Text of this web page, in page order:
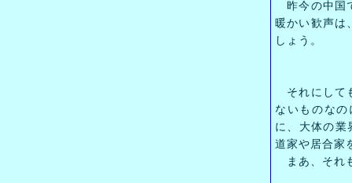
昨今の中国
暖かい歓声は
しょう。
それにして
ないものな
に、大体の業
道家や居合家
まあ、それ